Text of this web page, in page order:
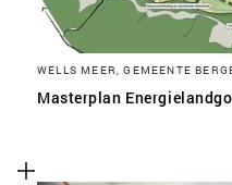
WELLS MEER, GEMEENTE
Masterplan